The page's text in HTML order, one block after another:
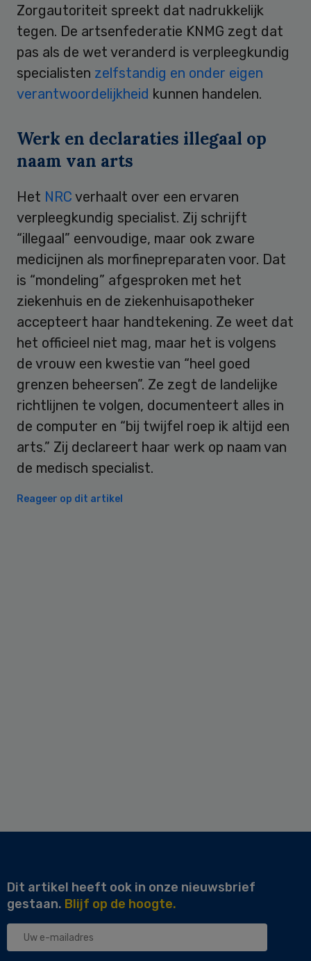
Zorgautoriteit spreekt dat nadrukkelijk
tegen. De artsenfederatie KNMG zegt dat
pas als de wet veranderd is verpleegkundig
specialisten zelfstandig en onder eigen
verantwoordelijkheid kunnen handelen.
Werk en declaraties illegaal op
naam van arts
Het NRC verhaalt over een ervaren
verpleegkundig specialist. Zij schrijft
“illegaal” eenvoudige, maar ook zware
medicijnen als morfinepreparaten voor. Dat
is “mondeling” afgesproken met het
ziekenhuis en de ziekenhuisapotheker
accepteert haar handtekening. Ze weet dat
het officieel niet mag, maar het is volgens
de vrouw een kwestie van “heel goed
grenzen beheersen”. Ze zegt de landelijke
richtlijnen te volgen, documenteert alles in
de computer en “bij twijfel roep ik altijd een
arts.” Zij declareert haar werk op naam van
de medisch specialist.
Reageer op dit artikel
Dit artikel heeft ook in onze nieuwsbrief
gestaan. Blijf op de hoogte.
Uw